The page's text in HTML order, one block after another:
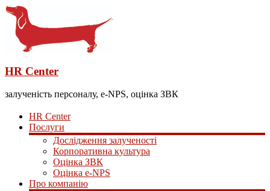
HR Center
залученість персоналу, e-NPS, оцінка ЗВК
HR Center
Послуги
Дослідження залученості
Корпоративна культура
Оцінка ЗВК
Оцінка e-NPS
Про компанію